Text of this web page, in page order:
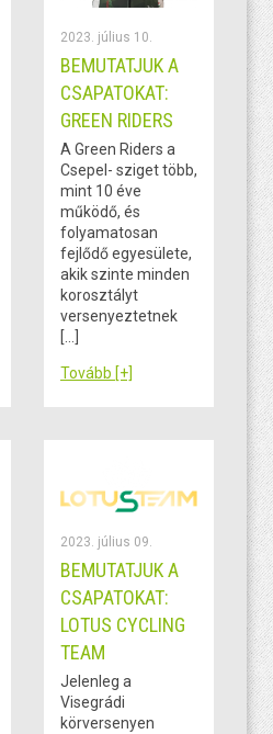
2023. július 10.
BEMUTATJUK A
CSAPATOKAT:
GREEN RIDERS
A Green Riders a
Csepel- sziget több,
mint 10 éve
működő, és
folyamatosan
fejlődő egyesülete,
akik szinte minden
korosztályt
versenyeztetnek
[…]
Tovább [+]
2023. július 09.
BEMUTATJUK A
CSAPATOKAT:
LOTUS CYCLING
TEAM
Jelenleg a
Visegrádi
körversenyen